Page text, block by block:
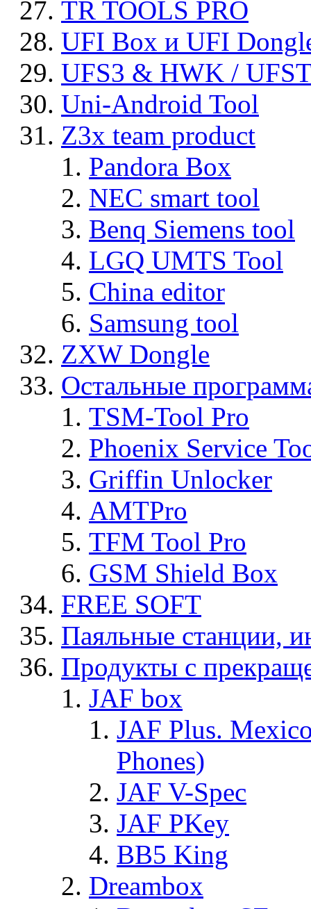
TR TOOLS PRO
UFI Box и UFI
UFS3 & HWK /
Uni-Android Tool
Z3x team product
Pandora Box
NEC smart tool
Benq Siemens tool
LGQ UMTS Tool
China editor
Samsung tool
ZXW Dongle
Остальные
TSM-Tool Pro
Phoenix Service
Griffin Unlocker
AMTPro
TFM Tool Pro
GSM Shield Box
FREE SOFT
Паяльные станции,
Продукты с
JAF box
JAF Plus.
Phones)
JAF V-Spec
JAF PKey
BB5 King
Dreambox